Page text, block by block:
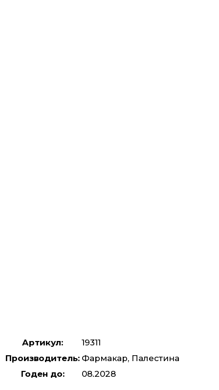
Артикул:
19311
Производитель: Фармакар, Палестина
Годен до:
08.2028